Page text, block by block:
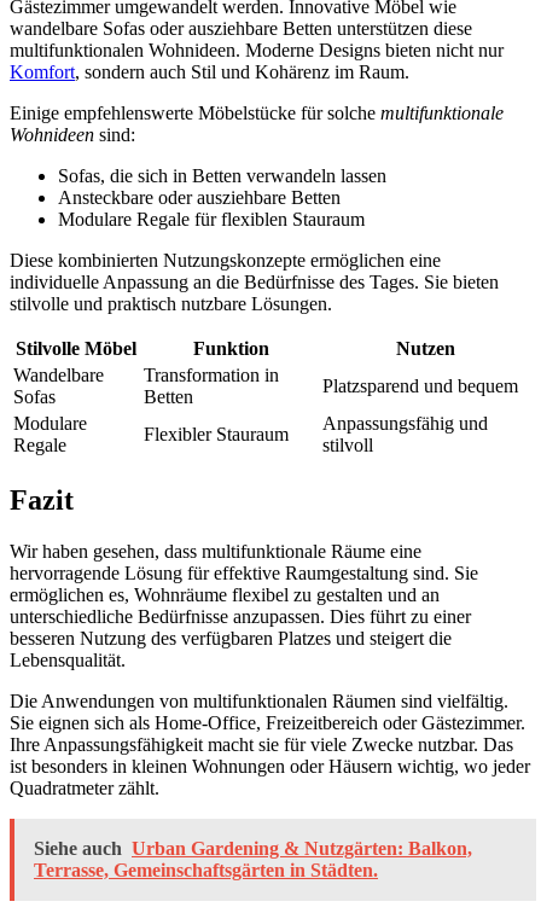
Gästezimmer umgewandelt werden. Innovative Möbel wie
wandelbare Sofas oder ausziehbare Betten unterstützen diese
multifunktionalen Wohnideen. Moderne Designs bieten nicht nur
Komfort, sondern auch Stil und Kohärenz im Raum.
Einige empfehlenswerte Möbelstücke für solche multifunktionale
Wohnideen sind:
Sofas, die sich in Betten verwandeln lassen
Ansteckbare oder ausziehbare Betten
Modulare Regale für flexiblen Stauraum
Diese kombinierten Nutzungskonzepte ermöglichen eine
individuelle Anpassung an die Bedürfnisse des Tages. Sie bieten
stilvolle und praktisch nutzbare Lösungen.
Stilvolle Möbel Funktion
Nutzen
Wandelbare
Sofas
Transformation in
Betten
Platzsparend und bequem
Modulare
Regale
Flexibler Stauraum
Anpassungsfähig und
stilvoll
Fazit
Wir haben gesehen, dass multifunktionale Räume eine
hervorragende Lösung für effektive Raumgestaltung sind. Sie
ermöglichen es, Wohnräume flexibel zu gestalten und an
unterschiedliche Bedürfnisse anzupassen. Dies führt zu einer
besseren Nutzung des verfügbaren Platzes und steigert die
Lebensqualität.
Die Anwendungen von multifunktionalen Räumen sind vielfältig.
Sie eignen sich als Home-Office, Freizeitbereich oder Gästezimmer.
Ihre Anpassungsfähigkeit macht sie für viele Zwecke nutzbar. Das
ist besonders in kleinen Wohnungen oder Häusern wichtig, wo jeder
Quadratmeter zählt.
Siehe auch Urban Gardening & Nutzgärten: Balkon,
Terrasse, Gemeinschaftsgärten in Städten.